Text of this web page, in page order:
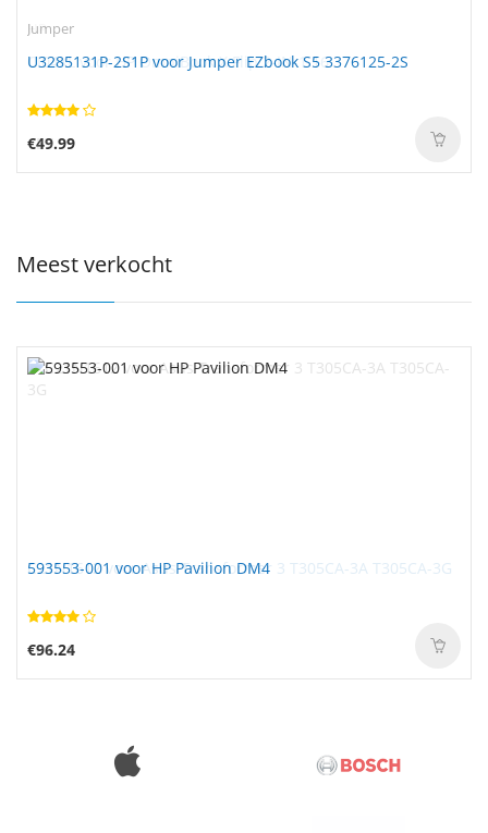
Jumper
U3285131P-2S1P voor Jumper EZbook S5 3376125-2S
€49.99
Meest verkocht
593553-001 voor HP Pavilion DM4
€96.24